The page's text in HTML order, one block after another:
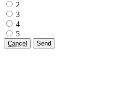
2
3
4
5
Cancel Send